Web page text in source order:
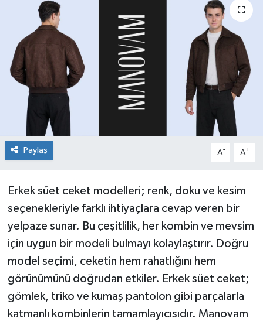
Paylaş A- A+
Erkek süet ceket modelleri; renk, doku ve kesim
seçenekleriyle farklı ihtiyaçlara cevap veren bir
yelpaze sunar. Bu çeşitlilik, her kombin ve mevsim
için uygun bir modeli bulmayı kolaylaştırır. Doğru
model seçimi, ceketin hem rahatlığını hem
görünümünü doğrudan etkiler. Erkek süet ceket;
gömlek, triko ve kumaş pantolon gibi parçalarla
katmanlı kombinlerin tamamlayıcısıdır. Manovam